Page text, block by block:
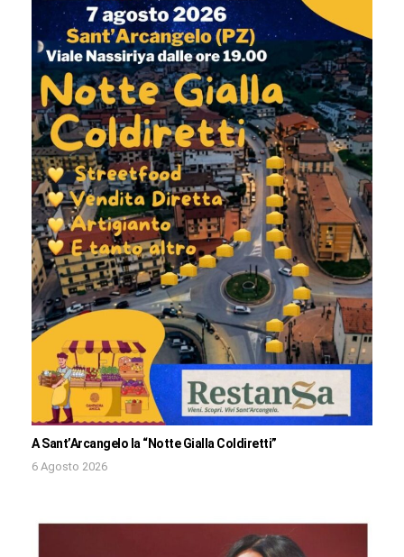
A Sant’Arcangelo la “Notte Gialla Coldiretti”
6 Agosto 2026